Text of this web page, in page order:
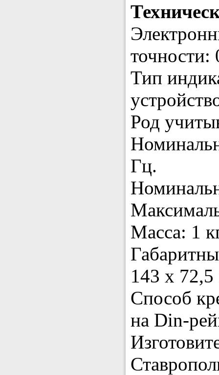
точности:
Тип
Род
Гц.
Масса: 1
143 х
Способ
на Din-